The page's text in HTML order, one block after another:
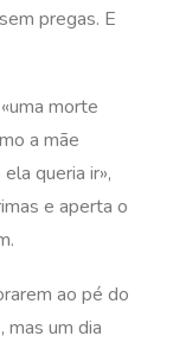
pregas. E
morte
a mãe
queria ir»,
e aperta o
ao pé do
mas um dia